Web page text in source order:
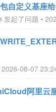
自定义基座
发起了问题 •
2026-08-07
阿里云